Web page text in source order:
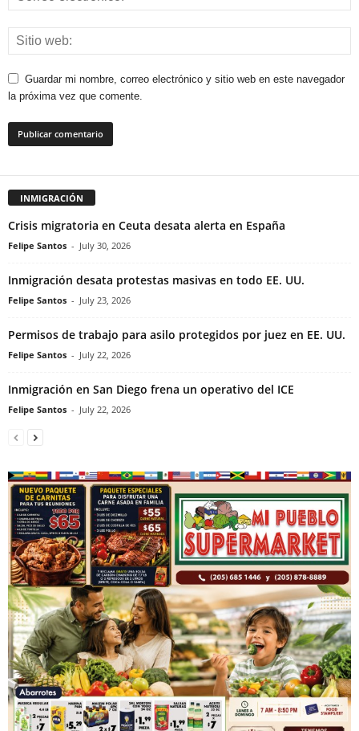
Guardar mi nombre, correo electrónico y sitio web en este navegador
la próxima vez que comente.
INMIGRACIÓN
Crisis migratoria en Ceuta desata alerta en España
Felipe Santos - July 30, 2026
Inmigración desata protestas masivas en todo EE. UU.
Felipe Santos - July 23, 2026
Permisos de trabajo para asilo protegidos por juez en EE. UU.
Felipe Santos - July 22, 2026
Inmigración en San Diego frena un operativo del ICE
Felipe Santos - July 22, 2026